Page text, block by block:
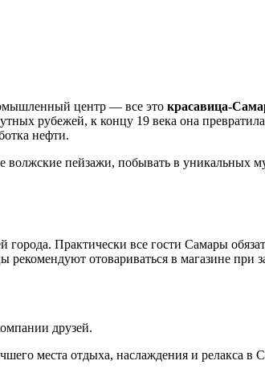
центр — все это красавица-
рубежей, к концу 19 века она
нефти.
пейзажи, побывать в уникальных
Практически все гости Самары
отовариваться в магазине при
друзей.
места отдыха, наслаждения и релакса в